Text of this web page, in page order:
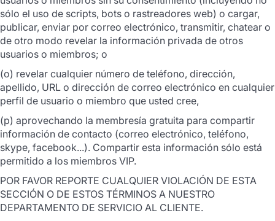
sólo el uso de scripts, bots o rastreadores web) o cargar,
publicar, enviar por correo electrónico, transmitir, chatear o
de otro modo revelar la información privada de otros
usuarios o miembros; o
(o) revelar cualquier número de teléfono, dirección,
apellido, URL o dirección de correo electrónico en cualquier
perfil de usuario o miembro que usted cree,
(p) aprovechando la membresía gratuita para compartir
información de contacto (correo electrónico, teléfono,
skype, facebook...). Compartir esta información sólo está
permitido a los miembros VIP.
POR FAVOR REPORTE CUALQUIER VIOLACIÓN DE ESTA
SECCIÓN O DE ESTOS TÉRMINOS A NUESTRO
DEPARTAMENTO DE SERVICIO AL CLIENTE.